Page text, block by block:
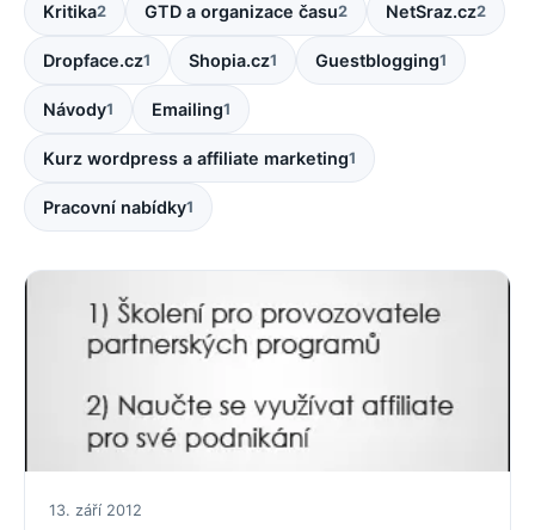
Kritika2 GTD a organizace času2 NetSraz.cz2
Dropface.cz1 Shopia.cz1 Guestblogging1
Návody1 Emailing1
Kurz wordpress a affiliate marketing1
Pracovní nabídky1
13. září 2012